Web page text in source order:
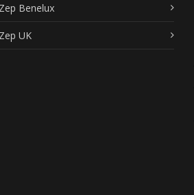
Zep Benelux
Zep UK